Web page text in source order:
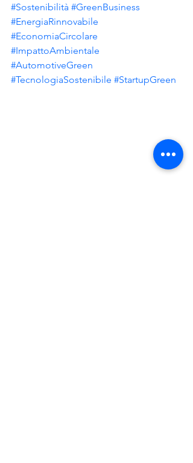
#Sostenibilità #GreenBusiness
#EnergiaRinnovabile
#EconomiaCircolare
#ImpattoAmbientale
#AutomotiveGreen
#TecnologiaSostenibile #StartupGreen